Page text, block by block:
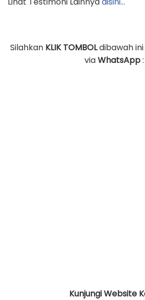
Silahkan KLIK TOMBOLdibawah
viaWhatsApp:
Kunjungi Website